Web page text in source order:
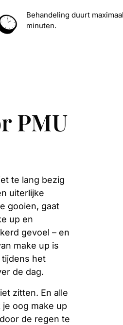
Behandeling duurt
minuten.
PMU
te lang bezig
uiterlijke
gooien, gaat
up en
gevoel – en
make up is
het
de dag.
zitten. En alle
oog make up
de regen te